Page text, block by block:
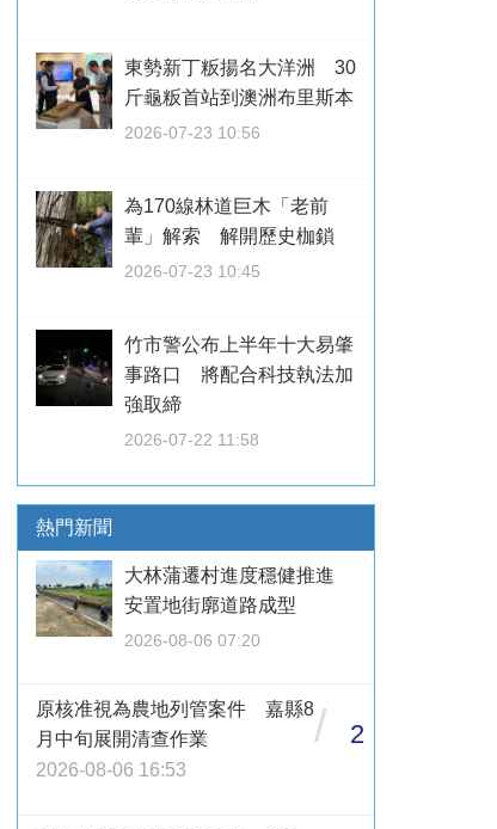
東勢新丁粄揚名大洋洲 30
斤龜粄首站到澳洲布里斯本
2026-07-23 10:56
為170線林道巨木「老前
輩」解索 解開歷史枷鎖
2026-07-23 10:45
竹市警公布上半年十大易肇
事路口 將配合科技執法加
強取締
2026-07-22 11:58
熱門新聞
大林蒲遷村進度穩健推進
安置地街廓道路成型
2026-08-06 07:20
原核准視為農地列管案件 嘉縣8
月中旬展開清查作業
2026-08-06 16:53
/ 2